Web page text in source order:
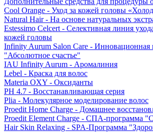
Cool Orange - Уход за кожей головы
Natural Hair - На основе натуральных
Estessimo Celcert - Селективная линия
кожей головы
Infinity Aurum Salon Care - Инновационная
"Абсолютное счастье"
IAU Infinity Aurum - Аромалиния
Lebel - Краска для волос
Materia OXY - Оксиданты
PH 4.7 - Восстанавливающая серия
Plia - Молекулярное моделирование волос
Proedit Home Charge - Домашнее
Proedit Element Charge - СПА-программа
Hair Skin Relaxing - SPA-Программа